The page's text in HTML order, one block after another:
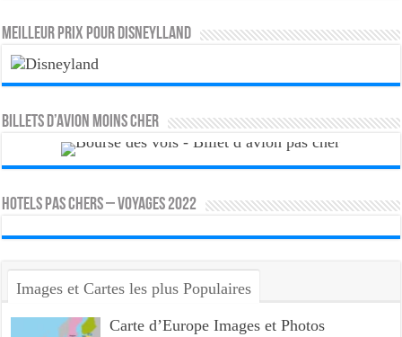
MEILLEUR PRIX POUR DISNEYLLAND
Billets d’avion moins cher
HOTELS PAS CHERS – VOYAGES 2022
Images et Cartes les plus Populaires
Carte d’Europe Images et Photos